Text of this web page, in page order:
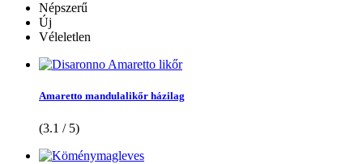
Népszerű
Új
Véleletlen
Amaretto mandulalikőr házilag
(3.1 / 5)